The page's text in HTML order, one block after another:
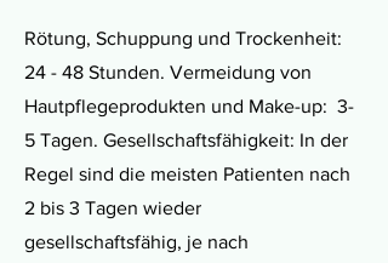
Rötung, Schuppung und Trockenheit:
24 - 48 Stunden. Vermeidung von
Hautpflegeprodukten und Make-up: 3-
5 Tagen. Gesellschaftsfähigkeit: In der
Regel sind die meisten Patienten nach
2 bis 3 Tagen wieder
gesellschaftsfähig, je nach